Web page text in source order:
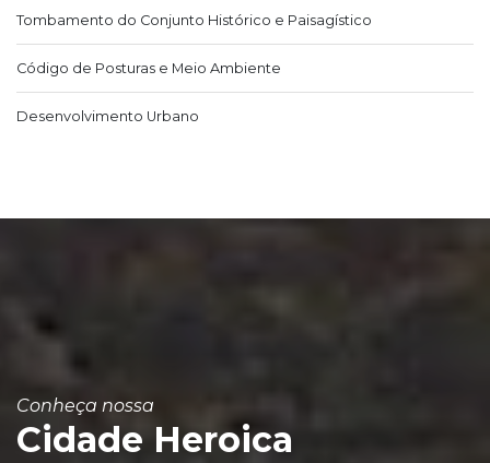
Tombamento do Conjunto Histórico e Paisagístico
Código de Posturas e Meio Ambiente
Desenvolvimento Urbano
Conheça nossa
Cidade Heroica